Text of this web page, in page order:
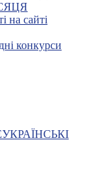
на сайті
конкурси